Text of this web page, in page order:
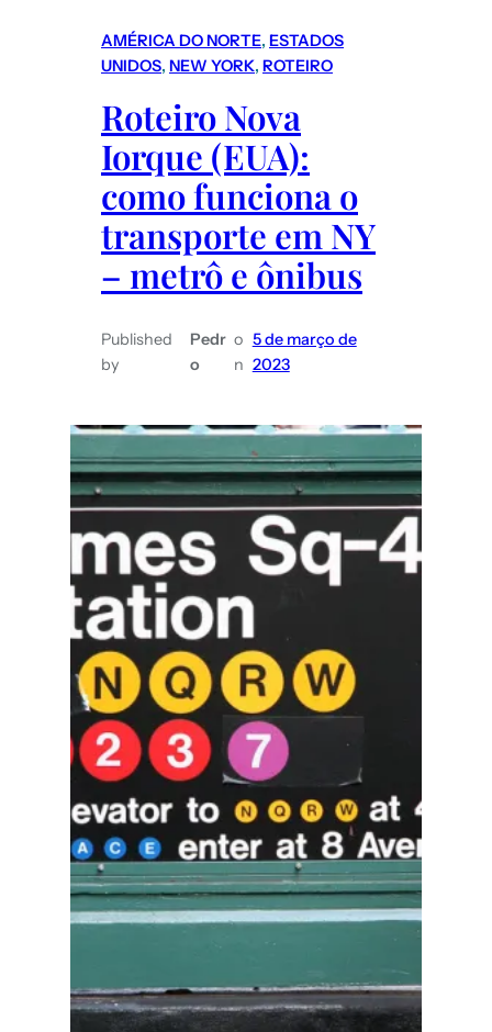
AMÉRICA DO NORTE, ESTADOS
UNIDOS, NEW YORK, ROTEIRO
Roteiro Nova
Iorque (EUA):
como funciona o
transporte em NY
– metrô e ônibus
Published
by
Pedr
o
o
n
5 de março de
2023